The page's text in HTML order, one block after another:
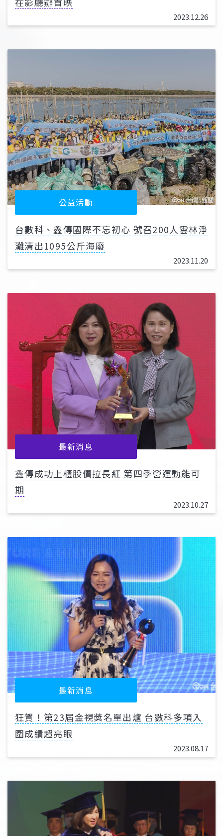
2023.12.26
公益活動
台數科、鑫傳國際不忘初心 號召200人雲林淨
灘清出1095公斤海廢
2023.11.20
最新消息
鑫傳成功上櫃股價拉長紅 第四季營運動能可
期
2023.10.27
最新消息
狂賀！第23屆金視獎名單出爐 台數科多項入
圍成績超亮眼
2023.08.17